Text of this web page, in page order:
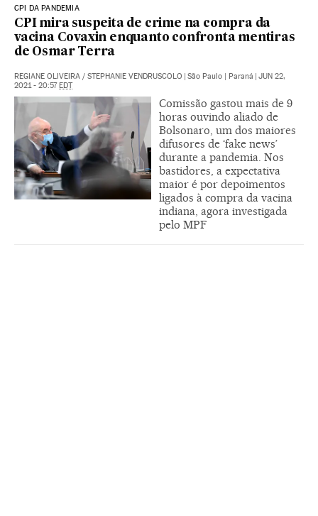
CPI DA PANDEMIA
CPI mira suspeita de crime na compra da
vacina Covaxin enquanto confronta mentiras
de Osmar Terra
REGIANE OLIVEIRA / STEPHANIE VENDRUSCOLO São Paulo | Paraná
JUN 22,
2021 - 20:57 EDT
Comissão gastou mais de 9
horas ouvindo aliado de
Bolsonaro, um dos maiores
difusores de ‘fake news’
durante a pandemia. Nos
bastidores, a expectativa
maior é por depoimentos
ligados à compra da vacina
indiana, agora investigada
pelo MPF